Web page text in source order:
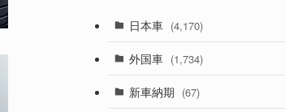
日本車 (4,170)
(1,320)
(329)
外国車 (1,734)
新車納期 (67)